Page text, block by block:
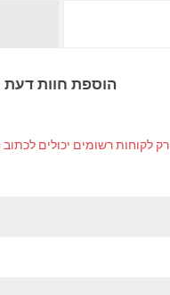
הוספת חוות דעת
רק לקוחות רשומים יכולים